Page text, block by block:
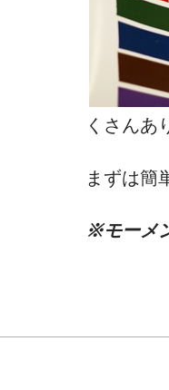
くさんあ
まずは簡
※モーメ